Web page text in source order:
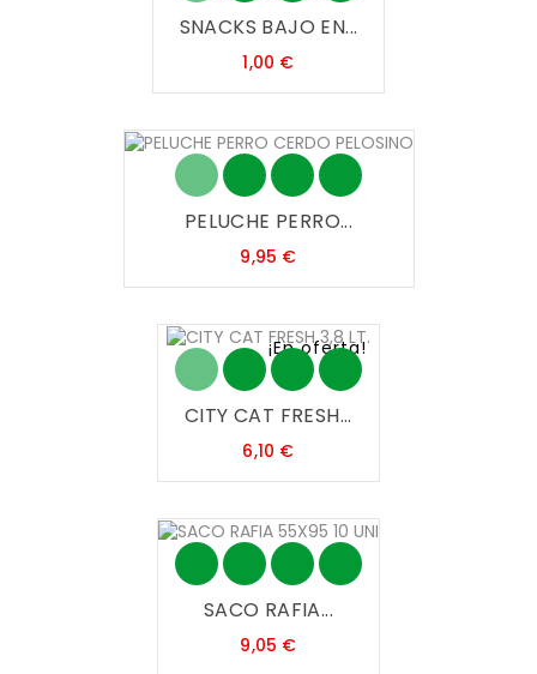
SNACKS BAJO EN...
1,00 €Precio
PELUCHE PERRO...
9,95 €Precio
¡En oferta!
CITY CAT FRESH...
6,10 €Precio
SACO RAFIA...
9,05 €Precio